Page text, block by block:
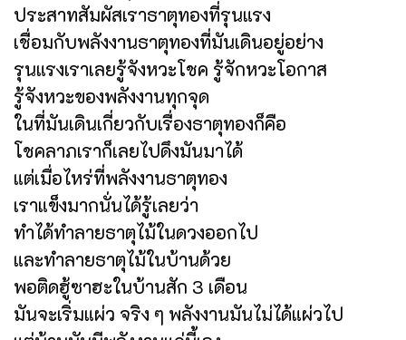
ประสาทสัมผัสเราธาตุทองที่รุนแรง
เชื่อมกับพลังงานธาตุทองที่มันเดินอยู่อย่าง
รุนแรงเราเลยรู้จังหวะโชค รู้จักหวะโอกาส
รู้จังหวะของพลังงานทุกจุด
ในที่มันเดินเกี่ยวกับเรื่องธาตุทองก็คือ
โชคลาภเราก็เลยไปดึงมันมาได้
แต่เมื่อไหร่ที่พลังงานธาตุทอง
เราแข็งมากนั่นได้รู้เลยว่า
ทำได้ทำลายธาตุไม้ในดวงออกไป
และทำลายธาตุไม้ในบ้านด้วย
พอติดฮู้ซาฮะในบ้านสัก 3 เดือน
มันจะเริ่มแผ่ว จริง ๆ พลังงานมันไม่ได้แผ่วไป